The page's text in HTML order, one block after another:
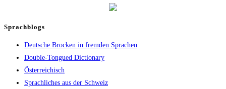
Sprachblogs
Deutsche Brocken in fremden Sprachen
Double-Tongued Dictionary
Österreichisch
Sprachliches aus der Schweiz